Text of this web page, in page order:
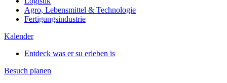
Agro, Lebensmittel & Technologie
Fertigungsindustrie
Kalender
Entdeck was er su erleben is
Besuch planen